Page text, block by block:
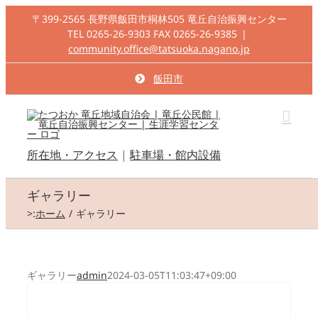
〒399-2565 長野県飯田市桐林505 竜丘自治振興センター
TEL 0265-26-9303 FAX 0265-26-9385 |
community.office@tatsuoka.nagano.jp
飯田市
所在地・アクセス |駐車場・館内設備
ギャラリー
>:ホーム ギャラリー
ギャラリーadmin2024-03-05T11:03:47+09:00